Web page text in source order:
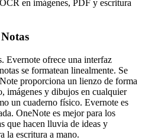
en imágenes, PDF y escritura
Evernote ofrece una interfaz
se formatean linealmente. Se
proporciona un lienzo de forma
imágenes y dibujos en cualquier
un cuaderno físico. Evernote es
OneNote es mejor para los
que hacen lluvia de ideas y
la escritura a mano.